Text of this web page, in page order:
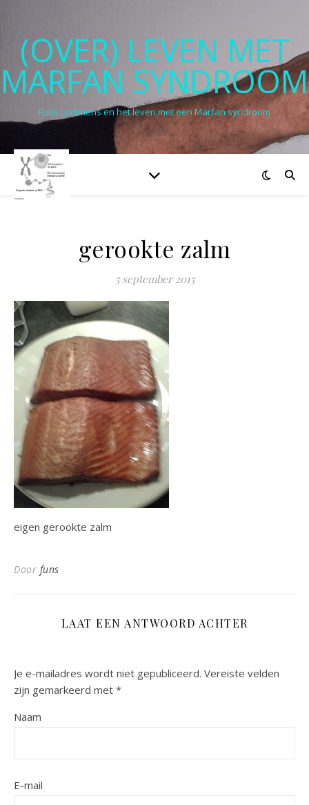
(OVER) LEVEN MET
MARFAN SYNDROOM
Funs Lemmens en het leven met een Marfan syndroom
gerookte zalm
5 september 2015
eigen gerookte zalm
Door funs
LAAT EEN ANTWOORD ACHTER
Je e-mailadres wordt niet gepubliceerd. Vereiste velden
zijn gemarkeerd met *
Naam
E-mail